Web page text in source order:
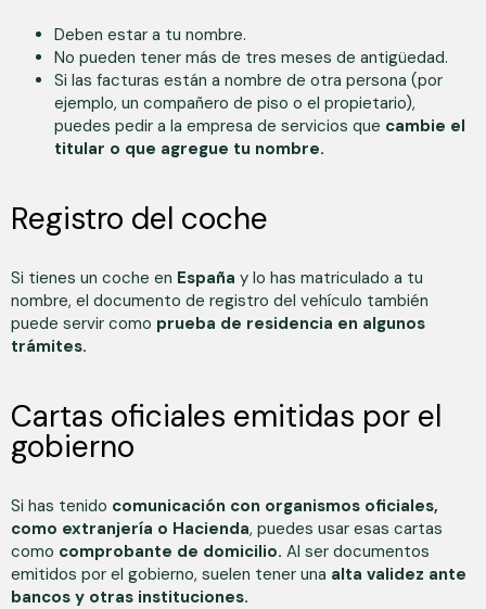
Deben estar a tu nombre.
No pueden tener más de tres meses de antigüedad.
Si las facturas están a nombre de otra persona (por
ejemplo, un compañero de piso o el propietario),
puedes pedir a la empresa de servicios que cambie el
titular o que agregue tu nombre.
Registro del coche
Si tienes un coche en España y lo has matriculado a tu
nombre, el documento de registro del vehículo también
puede servir como prueba de residencia en algunos
trámites.
Cartas oficiales emitidas por el
gobierno
Si has tenido comunicación con organismos oficiales,
como extranjería o Hacienda, puedes usar esas cartas
como comprobante de domicilio. Al ser documentos
emitidos por el gobierno, suelen tener una alta validez ante
bancos y otras instituciones.